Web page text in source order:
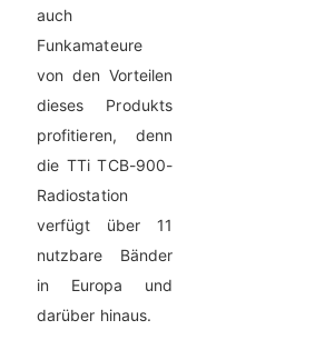
auch
Funkamateure
von den Vorteilen
dieses Produkts
profitieren, denn
die TTi TCB-900-
Radiostation
verfügt über 11
nutzbare Bänder
in Europa und
darüber hinaus.